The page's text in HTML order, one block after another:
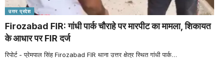
उत्तर प्रदेश
Firozabad FIR: गांधी पार्क चौराहे पर मारपीट का मामला, शिकायत
के आधार पर FIR दर्ज
रिपोर्ट - प्रेमपाल सिंह Firozabad FIR थाना उत्तर क्षेत्र स्थित गांधी पार्क…